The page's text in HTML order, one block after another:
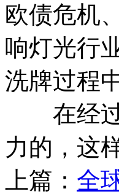
欧债危机
响灯光行
洗牌过程
在经过
力的，这
上篇： 全